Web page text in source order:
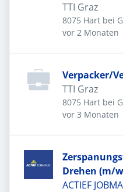
TTI Graz
8075 Hart bei
Veröffentlicht:
vor 2 Monaten
Verpacker/
TTI Graz
8075 Hart bei
Veröffentlicht:
vor 3 Monaten
Drehen (m/
ACTIEF